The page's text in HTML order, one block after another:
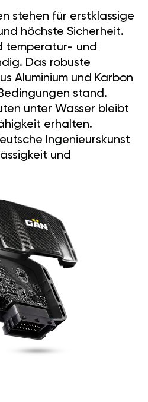
stehen für erstklassige
höchste Sicherheit.
temperatur- und
Das robuste
Aluminium und Karbon
stand.
unter Wasser bleibt
erhalten.
Ingenieurskunst
und